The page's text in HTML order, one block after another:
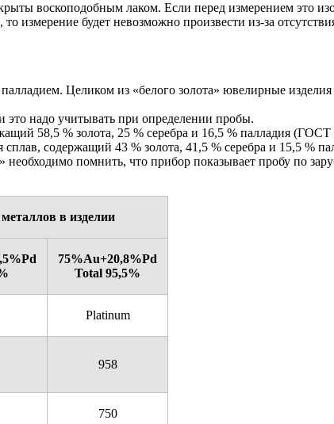
воскоподобным лаком. Если перед измерением это
измерение будет невозможно произвести из-за
Целиком из «белого золота» ювелирные изделия
это надо учитывать при определении пробы.
58,5 % золота, 25 % серебра и 16,5 % палладия
содержащий 43 % золота, 41,5 % серебра и 15,5 %
помнить, что прибор показывает пробу по
в изделии
75%Аu+20,8%Рd
Тоtаl 95,5%
Platinum
958
750